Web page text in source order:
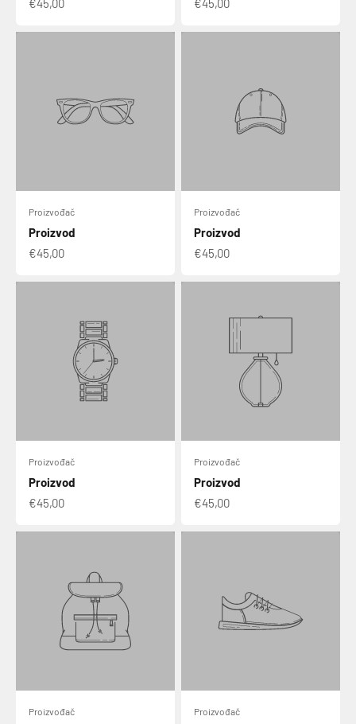
€45,00
€45,00
Proizvođač
Proizvod
€45,00
Proizvođač
Proizvod
€45,00
Proizvođač
Proizvod
€45,00
Proizvođač
Proizvod
€45,00
Proizvođač Proizvođač